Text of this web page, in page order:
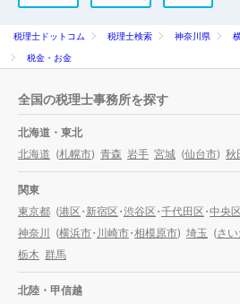
税理士ドットコム 税理士検索 神奈川県
税金・お金
全国の税理士事務所を探す
北海道・東北
北海道 (札幌市) 青森 岩手 宮城 (仙台市) 秋
関東
東京都 (港区・新宿区・渋谷区・千代田区・中央区
神奈川
(横浜市・川崎市・相模原市) 埼玉 (さ
栃木 群馬
北陸・甲信越